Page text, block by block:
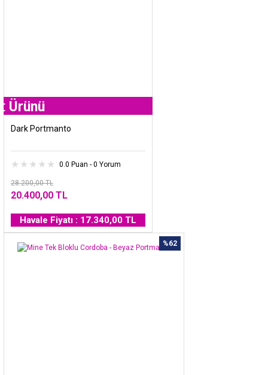
Dark Portmanto
0.0 Puan - 0 Yorum
28.200,00 TL
20.400,00 TL
Havale Fiyatı : 17.340,00 TL
%62